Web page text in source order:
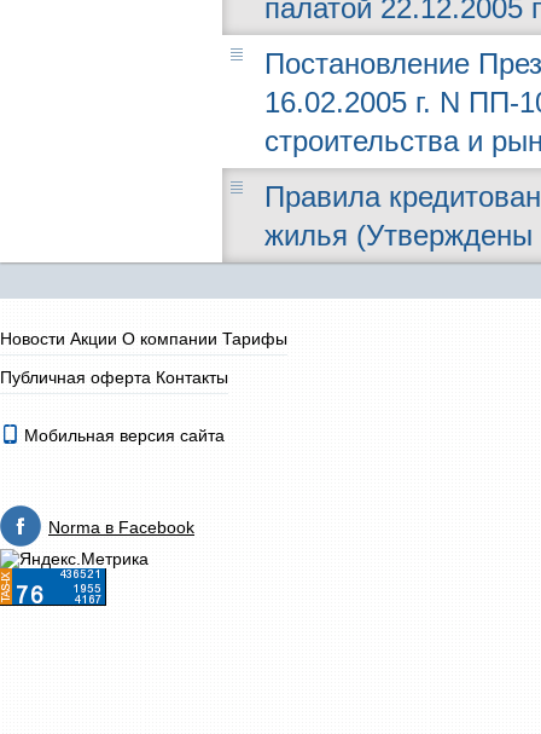
палатой 22.12.2005
Постановление
16.02.2005 г. N ПП-
строительства и
Правила
жилья (Утверждены
Новости Акции О компании Тарифы
Публичная оферта Контакты
Мобильная версия сайта
Norma в Facebook